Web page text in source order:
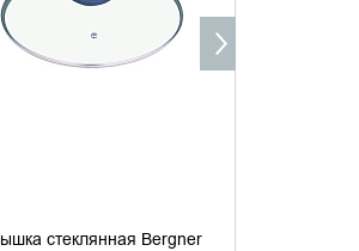
стеклянная Bergner